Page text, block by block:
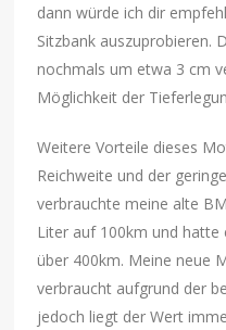
dann würde ich dir
Sitzbank auszuprobieren.
nochmals um etwa 3 cm
Möglichkeit der
Weitere Vorteile dieses
Reichweite und der
verbrauchte meine alte
Liter auf 100km und hatte
über 400km. Meine neue
verbraucht aufgrund der
jedoch liegt der Wert